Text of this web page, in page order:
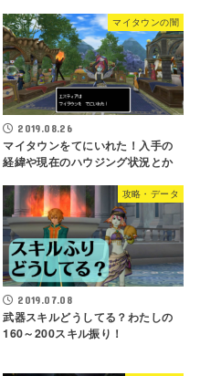
マイタウンの闇
2019.08.26
マイタウンをてにいれた！入手の
経緯や現在のハウジング状況とか
攻略・データ
2019.07.08
武器スキルどうしてる？わたしの
160～200スキル振り！